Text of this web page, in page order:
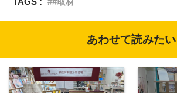
あわせて読みたい